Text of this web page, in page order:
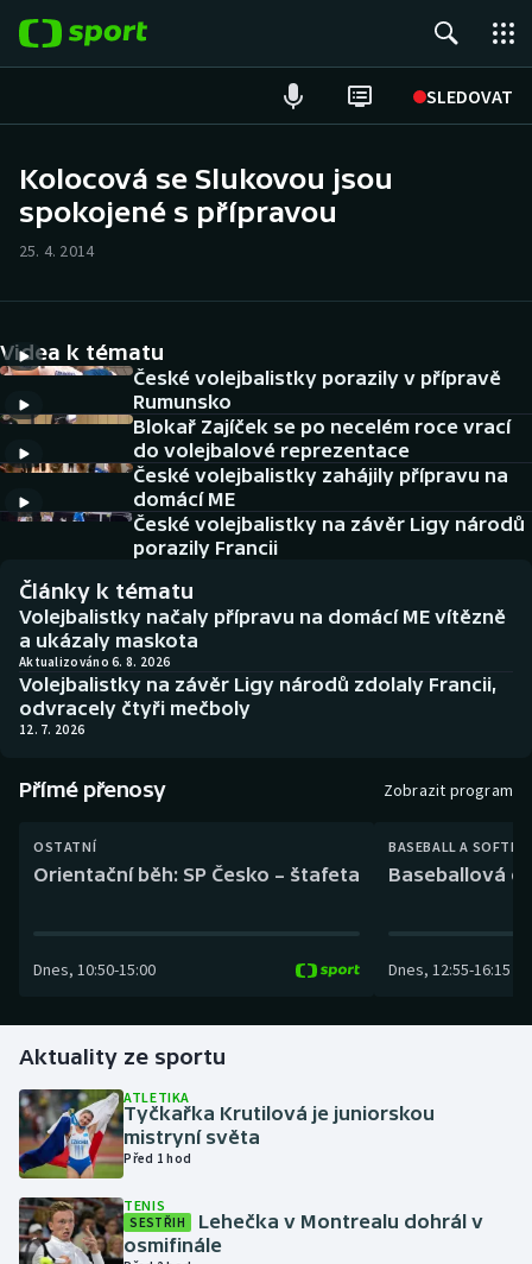
SLEDOVAT
Hokej
Cyklistika
DALŠÍ SPORTY
Americký fotbal
Baseball a softbal
Basketbal
Biatlon
Boby a skeleton
Box
Curling
Golf
Gymnastika
Házená
Jezdectví
NEPŘEHLÉDNĚTE
Historické návraty
Aplikace ČT sport
AZ kvíz
Kolocová se Slukovou jsou
spokojené s přípravou
25. 4. 2014
Videa k tématu
České volejbalistky porazily v přípravě
Rumunsko
Blokař Zajíček se po necelém roce vrací
do volejbalové reprezentace
České volejbalistky zahájily přípravu na
domácí ME
České volejbalistky na závěr Ligy národů
porazily Francii
Články k tématu
Volejbalistky načaly přípravu na domácí ME vítězně
a ukázaly maskota
Aktualizováno 6. 8. 2026
Volejbalistky na závěr Ligy národů zdolaly Francii,
odvracely čtyři mečboly
12. 7. 2026
Přímé přenosy Zobrazit program
OSTATNÍ
Orientační běh: SP Česko – štafeta
Dnes, 10:50-15:00
BASEBALL A
Baseballová
Dnes, 12:55-16:15
Aktuality ze sportu
ATLETIKA
Tyčkařka Krutilová je juniorskou
mistryní světa
Před 1 hod
TENIS
SESTŘIH
Lehečka v Montrealu dohrál v
osmifinále